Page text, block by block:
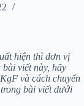
hiện thì đơn vị
viết này, hãy
và cách chuyển
bài viết dưới